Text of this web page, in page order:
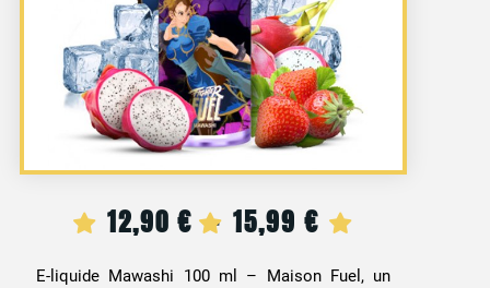
12,90€ – 15,99€ Plage
de
E-liquide Mawashi 100 ml – Maison Fuel, un